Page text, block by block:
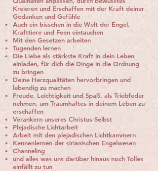
Kreieren und Erschaffen mit der Kraft deiner
Gedanken und Gefühle
Auch ein bisschen in die Welt der Engel,
Krafttiere und Feen eintauchen
Mit den Gesetzen arbeiten
Tugenden lernen
Die Liebe als stärkste Kraft in dein Leben
einladen, für dich die Dinge in die Ordnung
zu bringen
Deine Herzqualitäten hervorbringen und
lebendig zu machen
Freude, Leichtigkeit und Spaß, als Triebfeder
nehmen, um Traumhaftes in deinem Leben zu
erschaffen
Verankern unseres Christus-Selbst
Plejadische Lichtarbeit
Arbeit mit den plejadischen Lichtkammern
Kennenlernen der sirianischen Engelwesen
Channeling
und alles was uns darüber hinaus noch Tolles
einfällt zu tun